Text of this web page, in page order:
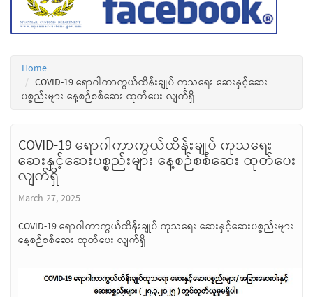
Home
COVID-19 ရောဂါကာကွယ်ထိန်းချုပ် ကုသရေး ဆေးနှင့်ဆေး
ပစ္စည်းများ နေ့စဉ်စစ်ဆေး ထုတ်ပေး လျက်ရှိ
COVID-19 ရောဂါကာကွယ်ထိန်းချုပ် ကုသရေး
ဆေးနှင့်ဆေးပစ္စည်းများ နေ့စဉ်စစ်ဆေး ထုတ်ပေး
လျက်ရှိ
March 27, 2025
COVID-19 ရောဂါကာကွယ်ထိန်းချုပ် ကုသရေး ဆေးနှင့်ဆေးပစ္စည်းများ
နေ့စဉ်စစ်ဆေး ထုတ်ပေး လျက်ရှိ